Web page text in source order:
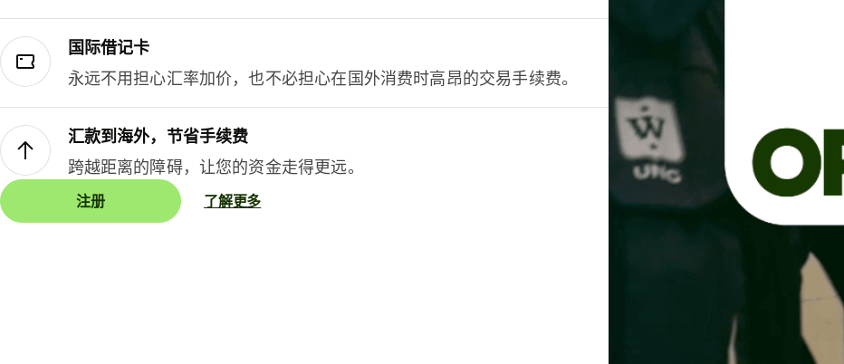
国际借记卡
永远不用担心汇率加价，也不必担心在国外消费时高昂的交易手续费。
汇款到海外，节省手续费
跨越距离的障碍，让您的资金走得更远。
注册 了解更多